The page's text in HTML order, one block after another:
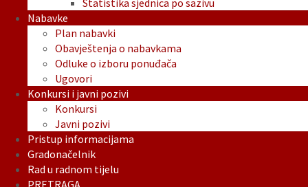
Statistika sjednica po sazivu
Nabavke
Plan nabavki
Obavještenja o nabavkama
Odluke o izboru ponuđača
Ugovori
Konkursi i javni pozivi
Konkursi
Javni pozivi
Pristup informacijama
Gradonačelnik
Rad u radnom tijelu